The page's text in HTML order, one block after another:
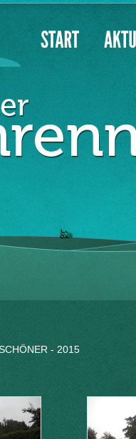
- 2015